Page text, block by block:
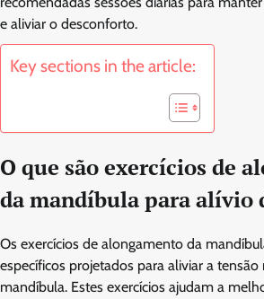
e aliviar o desconforto.
Key sections in the article:
O que são exercícios de
da mandíbula para alívio
Os exercícios de alongamento da
específicos projetados para aliviar a
mandíbula. Estes exercícios ajudam a